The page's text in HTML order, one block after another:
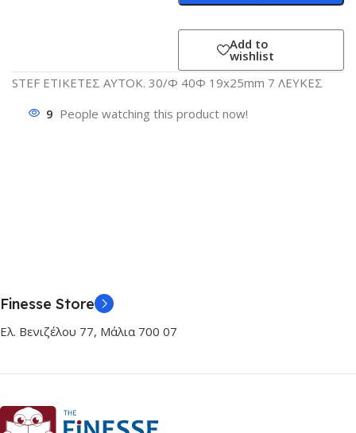
Add to
wishlist
STEF ΕΤΙΚΕΤΕΣ ΑΥΤΟΚ. 30/Φ 40Φ 19x25mm 7 ΛΕΥΚΕΣ
9 People watching this product now!
Finesse Store
Ελ. Βενιζέλου 77, Μάλια 700 07